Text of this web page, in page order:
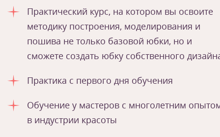
Практический курс, на котором вы освоите
методику построения, моделирования и
пошива не только базовой юбки, но и
сможете создать юбку собственного
Практика с первого дня обучения
Обучение у мастеров с многолетним
в индустрии красоты